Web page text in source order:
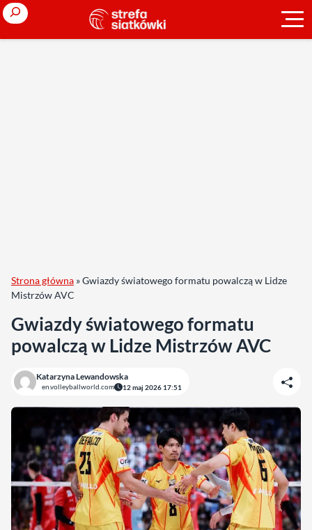
Search
Strona główna »Gwiazdy światowego formatu powalczą w Lidze
Mistrzów AVC
Gwiazdy światowego formatu
powalczą w Lidze Mistrzów AVC
Katarzyna Lewandowska
en.volleyballworld.com 12 maj 2026 17:51